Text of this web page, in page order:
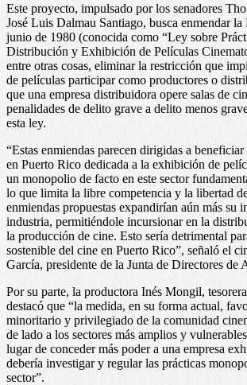
Este proyecto, impulsado por los senadores
José Luis Dalmau Santiago, busca enmendar
junio de 1980 (conocida como “Ley sobre
Distribución y Exhibición de Películas
entre otras cosas, eliminar la restricción que
de películas participar como productores o
que una empresa distribuidora opere salas de
penalidades de delito grave a delito menos
esta ley.
“Estas enmiendas parecen dirigidas a beneficiar
en Puerto Rico dedicada a la exhibición de
un monopolio de facto en este sector
lo que limita la libre competencia y la libertad
enmiendas propuestas expandirían aún más su
industria, permitiéndole incursionar en la
la producción de cine. Esto sería detrimental
sostenible del cine en Puerto Rico”, señaló el
García, presidente de la Junta de Directores de
Por su parte, la productora Inés Mongil,
destacó que “la medida, en su forma actual,
minoritario y privilegiado de la comunidad
de lado a los sectores más amplios y
lugar de conceder más poder a una empresa
debería investigar y regular las prácticas
sector”.